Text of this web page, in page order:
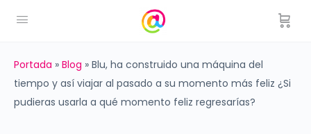
Portada » Blog » Blu, ha construido una máquina del
tiempo y así viajar al pasado a su momento más feliz ¿Si
pudieras usarla a qué momento feliz regresarías?